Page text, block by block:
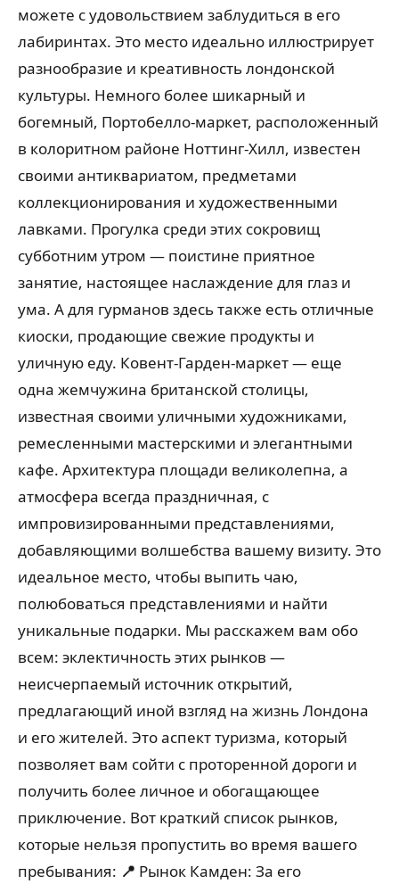
можете с удовольствием заблудиться в его
лабиринтах. Это место идеально иллюстрирует
разнообразие и креативность лондонской
культуры. Немного более шикарный и
богемный, Портобелло-маркет, расположенный
в колоритном районе Ноттинг-Хилл, известен
своими антиквариатом, предметами
коллекционирования и художественными
лавками. Прогулка среди этих сокровищ
субботним утром — поистине приятное
занятие, настоящее наслаждение для глаз и
ума. А для гурманов здесь также есть отличные
киоски, продающие свежие продукты и
уличную еду. Ковент-Гарден-маркет — еще
одна жемчужина британской столицы,
известная своими уличными художниками,
ремесленными мастерскими и элегантными
кафе. Архитектура площади великолепна, а
атмосфера всегда праздничная, с
импровизированными представлениями,
добавляющими волшебства вашему визиту. Это
идеальное место, чтобы выпить чаю,
полюбоваться представлениями и найти
уникальные подарки. Мы расскажем вам обо
всем: эклектичность этих рынков —
неисчерпаемый источник открытий,
предлагающий иной взгляд на жизнь Лондона
и его жителей. Это аспект туризма, который
позволяет вам сойти с проторенной дороги и
получить более личное и обогащающее
приключение. Вот краткий список рынков,
которые нельзя пропустить во время вашего
пребывания: 📍 Рынок Камден: За его